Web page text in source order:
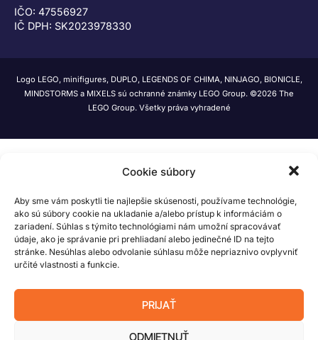
Cookie súbory
Aby sme vám poskytli tie najlepšie skúsenosti, používame technológie,
ako sú súbory cookie na ukladanie a/alebo prístup k informáciám o
zariadení. Súhlas s týmito technológiami nám umožní spracovávať
údaje, ako je správanie pri prehliadaní alebo jedinečné ID na tejto
stránke. Nesúhlas alebo odvolanie súhlasu môže nepriaznivo ovplyvniť
určité vlastnosti a funkcie.
PRIJAŤ
ODMIETNUŤ
IČO: 47556927
IČ DPH: SK2023978330
Logo LEGO, minifigures, DUPLO, LEGENDS OF CHIMA, NINJAGO, BIONICLE,
MINDSTORMS a MIXELS sú ochranné známky LEGO Group. ©2026 The
LEGO Group. Všetky práva vyhradené